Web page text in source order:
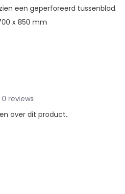
een geperforeerd tussenblad.
x 850 mm
reviews
over dit product..